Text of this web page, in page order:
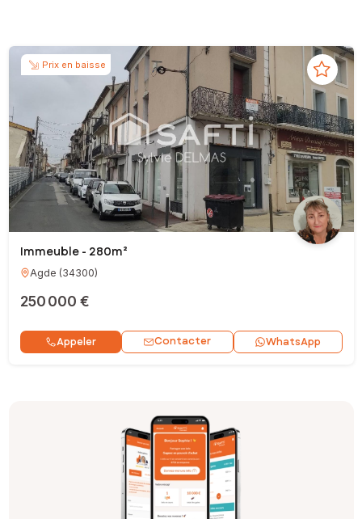
Prix en baisse
Immeuble - 280m²
Agde (34300)
250 000 €
Appeler Contacter WhatsApp